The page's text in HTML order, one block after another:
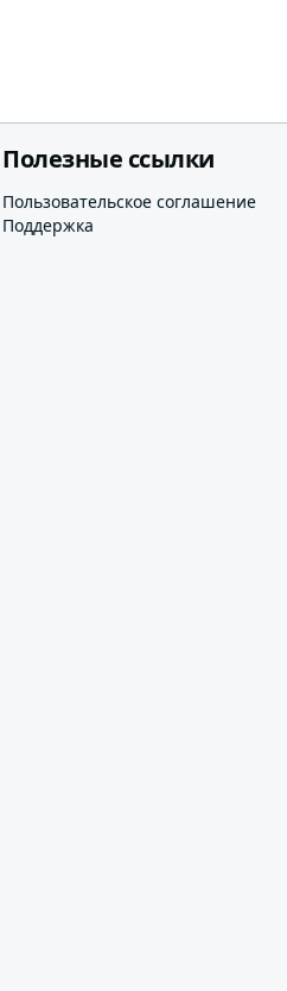
Полезные ссылки
Пользовательское соглашение
Поддержка